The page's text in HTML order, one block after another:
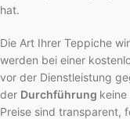
hat.
Die Art Ihrer Teppiche
werden bei einer
vor der Dienstleistung
der Durchführung keine
Preise sind transparent,